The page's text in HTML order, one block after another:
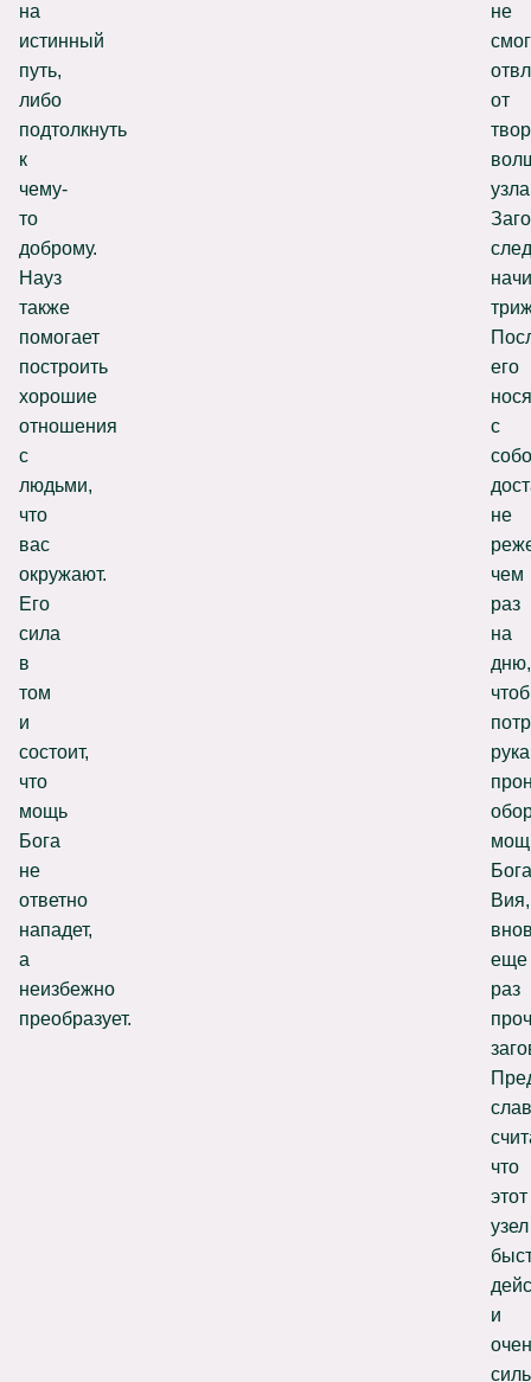
на
истинный
путь,
либо
подтолкнуть
к
чему-
то
доброму.
Науз
также
помогает
построить
хорошие
отношения
с
людьми,
что
вас
окружают.
Его
сила
в
том
и
состоит,
что
мощь
Бога
не
ответно
нападет,
а
неизбежно
преобразует.
не
смог
от
его
с
не
чем
раз
на
дню,
Бога
Вия,
еще
раз
что
этот
узел
и